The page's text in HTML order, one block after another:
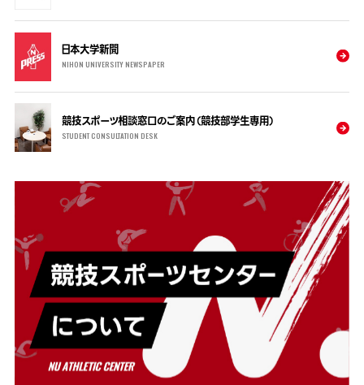
日本大学新聞
NIHON UNIVERSITY NEWSPAPER
競技スポーツ相談窓口のご案内（競技部学生専用）
STUDENT CONSULTATION DESK